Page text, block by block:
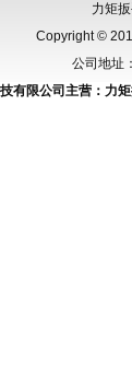
力矩
Copyright ©
公司地址
有限公司主营： 力